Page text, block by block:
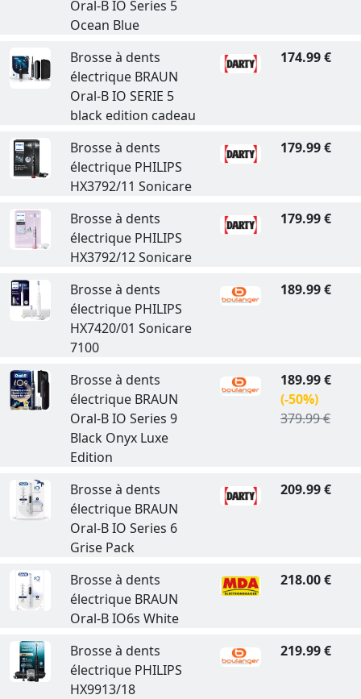
Oral-B IO Series 5
Ocean Blue
Brosse à dents
électrique BRAUN
Oral-B IO SERIE 5
black edition cadeau
174.99 €
Brosse à dents
électrique PHILIPS
HX3792/11 Sonicare
179.99 €
Brosse à dents
électrique PHILIPS
HX3792/12 Sonicare
179.99 €
Brosse à dents
électrique PHILIPS
HX7420/01 Sonicare
7100
189.99 €
Brosse à dents
électrique BRAUN
Oral-B IO Series 9
Black Onyx Luxe
Edition
189.99 €
(-50%)
379.99 €
Brosse à dents
électrique BRAUN
Oral-B IO Series 6
Grise Pack
209.99 €
Brosse à dents
électrique BRAUN
Oral-B IO6s White
218.00 €
Brosse à dents
électrique PHILIPS
HX9913/18
219.99 €